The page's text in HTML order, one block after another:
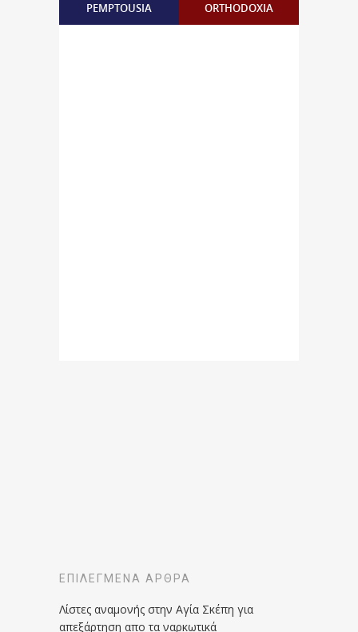
PEMPTOUSIA ORTHODOXIA
ΕΠΙΛΕΓΜΈΝΑ ΆΡΘΡΑ
Λίστες αναμονής στην Αγία Σκέπη για
απεξάρτηση απο τα ναρκωτικά